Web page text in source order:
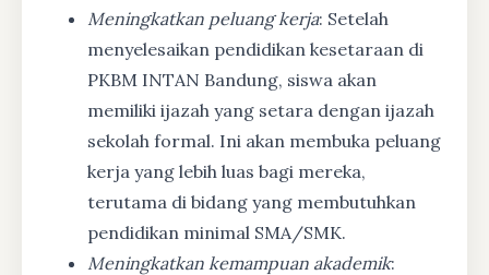
Meningkatkan peluang kerja: Setelah
menyelesaikan pendidikan kesetaraan di
PKBM INTAN Bandung, siswa akan
memiliki ijazah yang setara dengan ijazah
sekolah formal. Ini akan membuka peluang
kerja yang lebih luas bagi mereka,
terutama di bidang yang membutuhkan
pendidikan minimal SMA/SMK.
Meningkatkan kemampuan akademik: